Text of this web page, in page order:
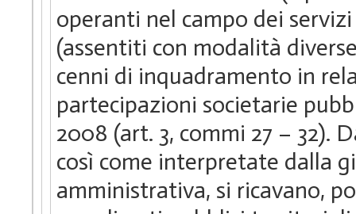
operanti nel campo dei
(assentiti con modalità
cenni di inquadramento in
partecipazioni societarie
2008 (art. 3, commi 27 – 32).
così come interpretate dalla
amministrativa, si ricavano,